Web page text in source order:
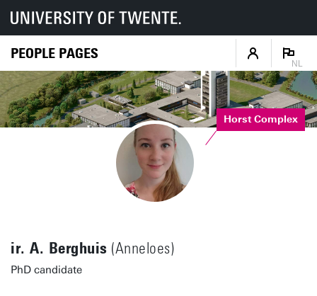
PEOPLE PAGES
NL
Horst Complex
ir. A. Berghuis (Anneloes)
PhD candidate